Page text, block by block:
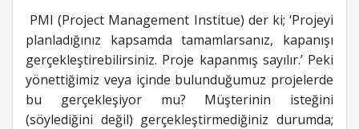
PMI (Project Management Institue) der ki; ‘Projeyi
planladığınız kapsamda tamamlarsanız, kapanışı
gerçekleştirebilirsiniz. Proje kapanmış sayılır.’ Peki
yönettiğimiz veya içinde bulunduğumuz projelerde
bu gerçekleşiyor mu? Müşterinin isteğini
(söylediğini değil) gerçekleştirmediğiniz durumda;